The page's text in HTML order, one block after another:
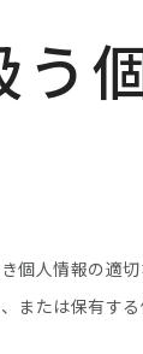
う
個人情報の適切
または保有す